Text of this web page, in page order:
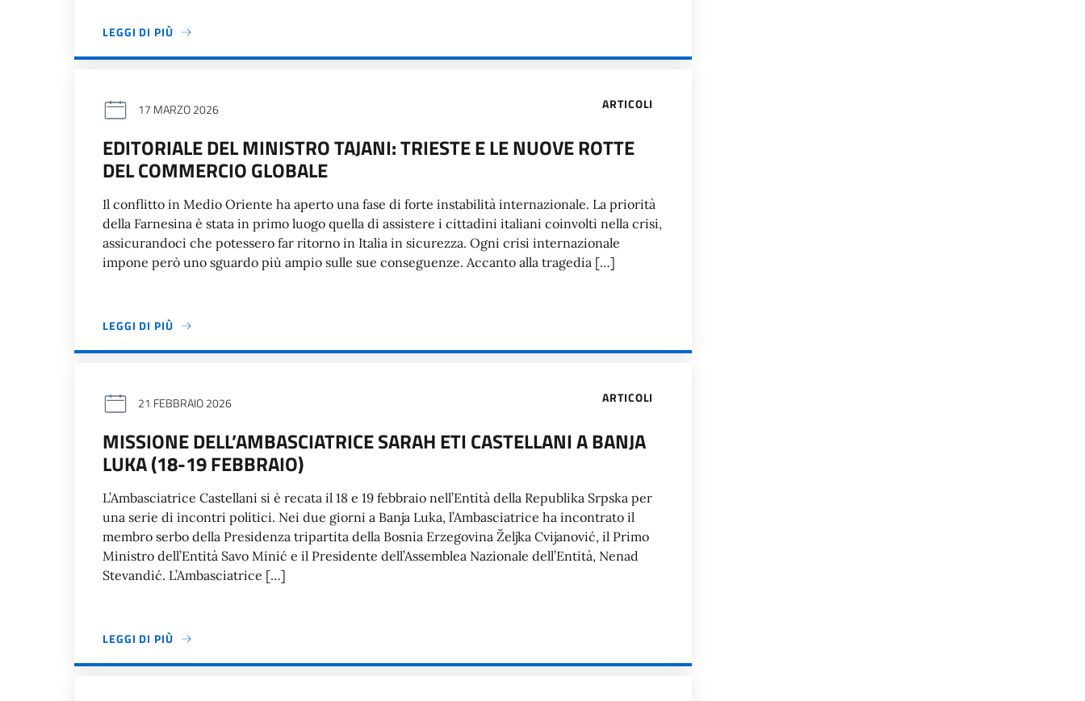
LEGGI DI PIÙ
ARTICOLI
17 MARZO 2026
EDITORIALE DEL MINISTRO TAJANI: TRIESTE E LE NUOVE ROTTE
DEL COMMERCIO GLOBALE
Il conflitto in Medio Oriente ha aperto una fase di forte instabilità internazionale. La priorità
della Farnesina è stata in primo luogo quella di assistere i cittadini italiani coinvolti nella crisi,
assicurandoci che potessero far ritorno in Italia in sicurezza. Ogni crisi internazionale
impone però uno sguardo più ampio sulle sue conseguenze. Accanto alla tragedia […]
LEGGI DI PIÙ
ARTICOLI
21 FEBBRAIO 2026
MISSIONE DELL’AMBASCIATRICE SARAH ETI CASTELLANI A BANJA
LUKA (18-19 FEBBRAIO)
L’Ambasciatrice Castellani si è recata il 18 e 19 febbraio nell’Entità della Republika Srpska per
una serie di incontri politici. Nei due giorni a Banja Luka, l’Ambasciatrice ha incontrato il
membro serbo della Presidenza tripartita della Bosnia Erzegovina Željka Cvijanović, il Primo
Ministro dell’Entità Savo Minić e il Presidente dell’Assemblea Nazionale dell’Entità, Nenad
Stevandić. L’Ambasciatrice […]
LEGGI DI PIÙ